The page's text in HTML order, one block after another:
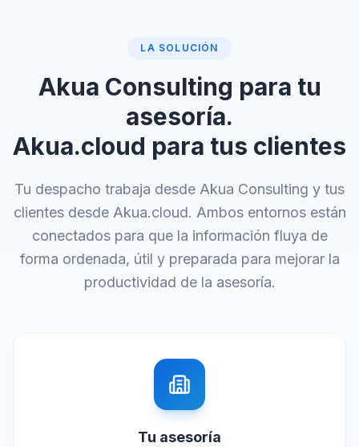
LA SOLUCIÓN
Akua Consulting para tu
asesoría.
Akua.cloud para tus clientes
Tu despacho trabaja desde Akua Consulting y tus
clientes desde Akua.cloud. Ambos entornos están
conectados para que la información fluya de
forma ordenada, útil y preparada para mejorar la
productividad de la asesoría.
Tu asesoría